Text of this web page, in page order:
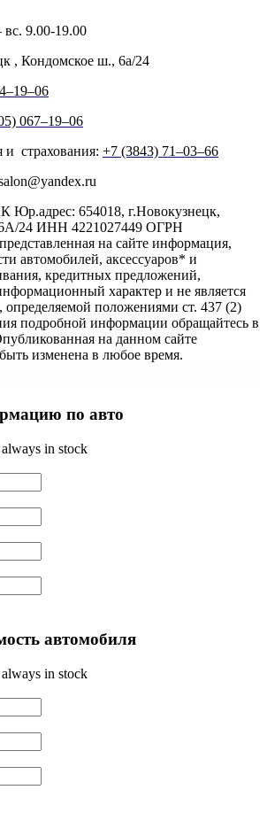
вс. 9.00-19.00
, Кондомское ш., 6а/24
067‒19‒06
и страхования: +7 (3843) 71‒03‒66
654018, г.Новокузнецк,
24 ИНН 4221027449 ОГРН
на сайте информация,
автомобилей, аксессуаров* и
кредитных предложений,
характер и не является
положениями ст. 437 (2)
подробной информации обращайтесь в
на данном сайте
изменена в любое время.
по авто
in stock
автомобиля
in stock